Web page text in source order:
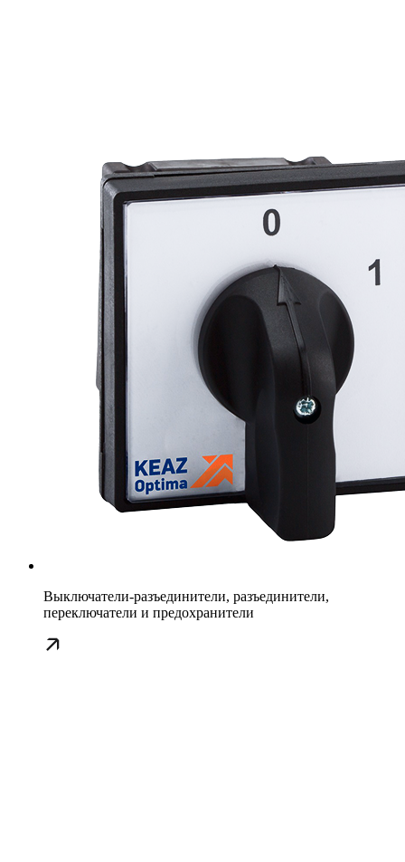
Выключатели-разъединители, разъединители,
переключатели и предохранители